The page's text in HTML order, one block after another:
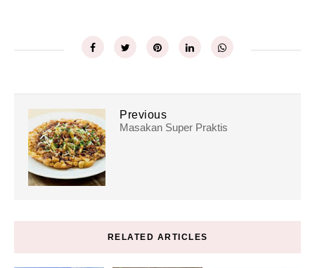
Previous
Masakan Super Praktis
RELATED ARTICLES